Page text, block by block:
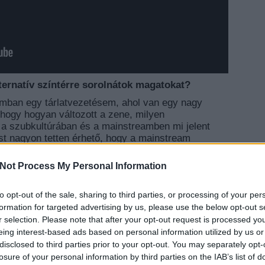
Process My Personal Information
opt-out of the sale, sharing to third parties, or processing of your
for targeted advertising by us, please use the below opt-out
selection. Please note that after your opt-out request is processed
interest-based ads based on personal information utilized by us
to third parties prior to your opt-out. You may separately
of your personal information by third parties on the IAB’s list of
színtérre sorolnátok magatokat?
egy tárlatvezetésem, ahol van egy nagy
hogyan változott a zene, milyen
szubkultúrában és a mainstreamben mi jelent
nagyon tetten érhető, hogy a mainstream
a metszéspontja annak, ami ma történik a
és a hasonlókat is beleértve. Most nincs is
van egy pár dalotok, amik a világ bármely
csak pár ezren hallgatták meg őket. Melyekre
Szerelemtabletta szimfonikus verziójára. Tényleg
vájt fülű hallgatóinkat érik el ezek a dalok, és
azokhoz szólnak, akiket még érdekel az, hogy
EZT